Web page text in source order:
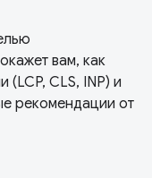
вам, как
(LCP, CLS, INP) и
рекомендации от